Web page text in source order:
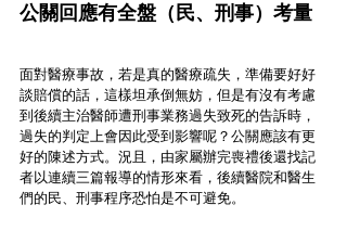
公關回應有全盤（民、刑事）考量
面對醫療事故，若是真的醫療疏失，準備要好好
談賠償的話，這樣坦承倒無妨，但是有沒有考慮
到後續主治醫師遭刑事業務過失致死的告訴時，
過失的判定上會因此受到影響呢？公關應該有更
好的陳述方式。況且，由家屬辦完喪禮後還找記
者以連續三篇報導的情形來看，後續醫院和醫生
們的民、刑事程序恐怕是不可避免。